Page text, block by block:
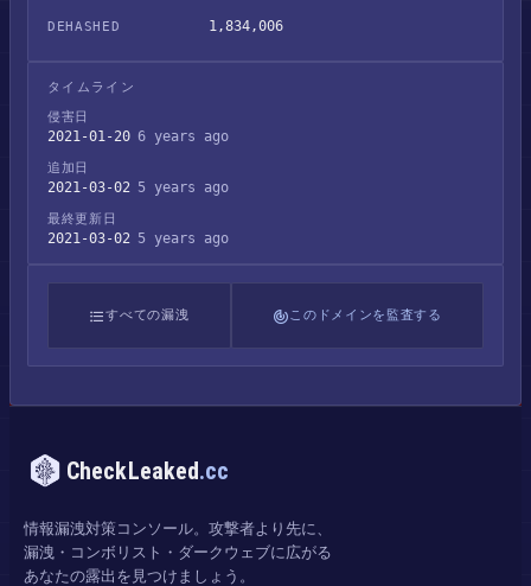
DEHASHED 1,834,006
タイムライン
侵害日
2021-01-20 6 years ago
追加日
2021-03-02 5 years ago
最終更新日
2021-03-02 5 years ago
すべての漏洩 このドメインを監査する
CheckLeaked.cc
情報漏洩対策コンソール。攻撃者より先に、
漏洩・コンボリスト・ダークウェブに広がる
あなたの露出を見つけましょう。